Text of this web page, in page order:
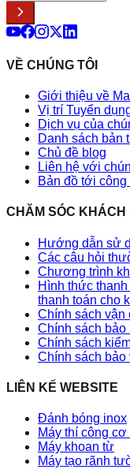
VỀ CHÚNG TÔI
Giới thiệu về
Vị trí Tuyển
Dịch vụ của
Danh sách bản
Chủ đề blog
Liên hệ với
Bản đồ tới công
CHĂM SÓC KHÁCH
Hướng dẫn sử
Các câu hỏi
Chương trình
Hình thức
thanh toán cho
Chính sách vận
Chính sách bảo
Chính sách
Chính sách
LIÊN KẾ WEBSITE
Đánh bóng inox
Máy thí công cơ
Máy khoan từ
Máy tạo rãnh